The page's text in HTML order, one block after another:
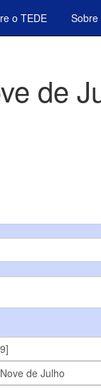
o TEDE Sobre
de